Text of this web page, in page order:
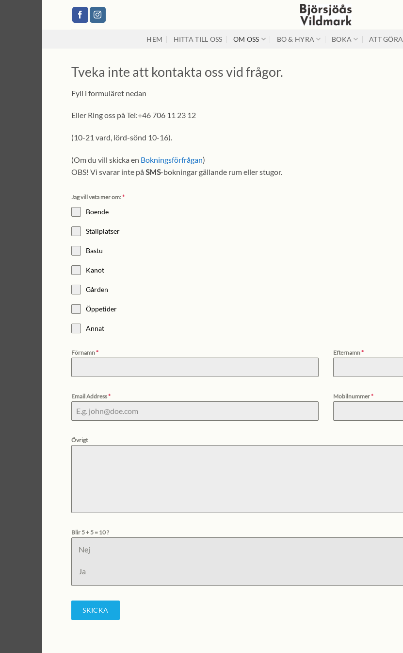
HEM HITTA TILL OSS OM OSS BO & HYRA BOKA ATT GÖRA
Tveka inte att kontakta oss vid frågor.
Fyll i formuläret nedan
Eller Ring oss på Tel:+46 706 11 23 12
(10-21 vard, lörd-sönd 10-16).
(Om du vill skicka en Bokningsförfrågan)
OBS! Vi svarar inte på SMS-bokningar gällande rum eller stugor.
Jag vill veta mer om:*
Boende
Ställplatser
Bastu
Kanot
Gården
Öppetider
Annat
Förnamn* Efternamn*
Email Address* Mobilnummer*
Övrigt
Blir 5 + 5 = 10 ?
Nej
Ja
SKICKA